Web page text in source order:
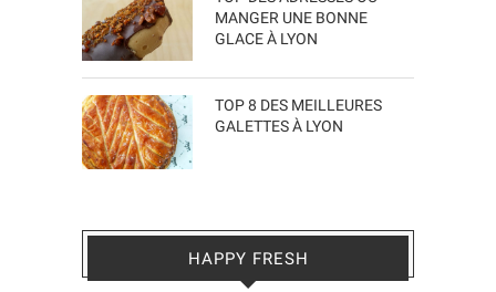
MANGER UNE BONNE
GLACE À LYON
TOP 8 DES MEILLEURES
GALETTES À LYON
HAPPY FRESH